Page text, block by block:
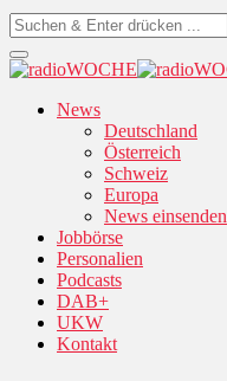
News
Deutschland
Österreich
Schweiz
Europa
News einsenden
Jobbörse
Personalien
Podcasts
DAB+
UKW
Kontakt